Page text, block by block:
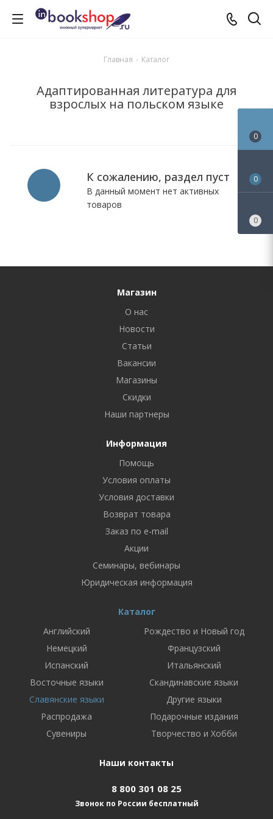
Главная - Каталог
Адаптированная литература для
взрослых на польском языке
К сожалению, раздел пуст
В данный момент нет активных
товаров
Магазин
О нас
Новости
Статьи
Вакансии
Магазины
Скидки
Наши партнеры
Информация
Помощь
Условия оплаты
Условия доставки
Возврат товара
Заказ по e-mail
Акции
Семинары, вебинары
Юридическая информация
Каталог
Английский
Рождество и Новый год
Немецкий
Французский
Испанский
Итальянский
Восточные языки
Скандинавские языки
Славянские языки
Другие языки
Распродажа
Подарочные издания
Сувениры
Творчество и Хобби
Наши контакты
8 800 301 08 25
Звонок по России бесплатный
0
0
0